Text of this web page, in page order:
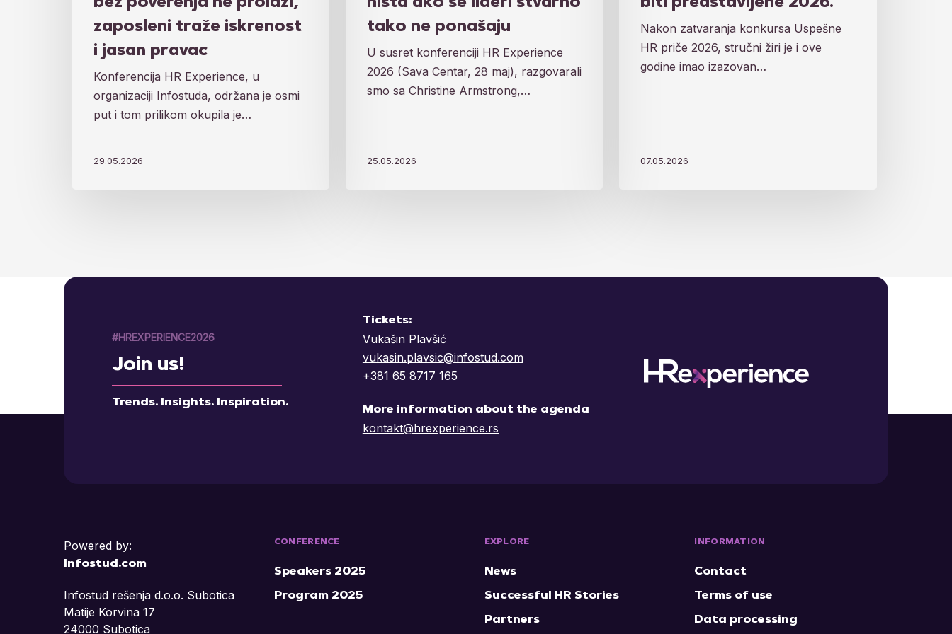
pravacbez poverenja ne prolazi,
zaposleni traže iskrenost
i jasan pravac
Konferencija HR Experience, u
organizaciji Infostuda, održana je osmi
put i tom prilikom okupila je…
29.05.2026
ponašaju
ništa ako se lideri stvarno
tako ne ponašaju
U susret konferenciji HR Experience
2026 (Sava Centar, 28 maj), razgovarali
smo sa Christine Armstrong,…
25.05.2026
biti predstavljene 2026.
Nakon zatvaranja konkursa Uspešne
HR priče 2026, stručni žiri je i ove
godine imao izazovan…
07.05.2026
#HREXPERIENCE2026
Join us!
Trends. Insights. Inspiration.
Tickets:
Vukašin Plavšić
vukasin.plavsic@infostud.com
+381 65 8717 165
More information about the agenda
kontakt@hrexperience.rs
Powered by:
Infostud.com
Infostud rešenja d.o.o. Subotica
Matije Korvina 17
24000 Subotica
CONFERENCE
Speakers 2025
Program 2025
EXPLORE
News
Successful HR Stories
Partners
INFORMATION
Contact
Terms of use
Data processing